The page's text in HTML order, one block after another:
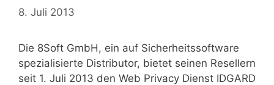
8. Juli 2013
Die 8Soft GmbH, ein auf Sicherheitssoftware
spezialisierte Distributor, bietet seinen Resellern
seit 1. Juli 2013 den Web Privacy Dienst IDGARD